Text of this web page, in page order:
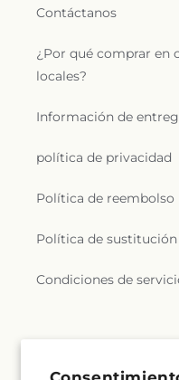
e
a
l
.
c
o
Contáctanos
¿Por qué comprar en
locales?
Información de
política de privacidad
Política de reembolso
Política de sustitución
Condiciones de